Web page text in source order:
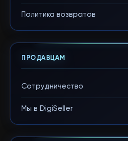
Политика возвратов
ПРОДАВЦАМ
Сотрудничество
Мы в DigiSeller